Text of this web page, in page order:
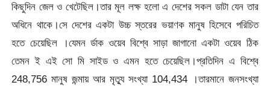
কিছুদিন জেল ও খেটেছিল।তার মূল লক্ষ হলো এ দেশের সকল ডাটা যেন তার
অধিনে থাকে।সে দেশের একটা উচ্চ স্তরের ভয়াণক মানুষ হিসেবে পরিচিত
হতে চেয়েছিল ।যেমন র্ডাক ওয়েব বিশ্বে সাড়া জাগানো একটা ওয়েব ঠিক
তেমন ই এই সো মি সাইড ও এমন হতে চেয়েছিল।প্রতিদিন এ বিশ্বে
248,756 মানুষ জন্মায় আর মৃত্যু সংখ্যা 104,434 ।তারমানে জনসংখ্যা